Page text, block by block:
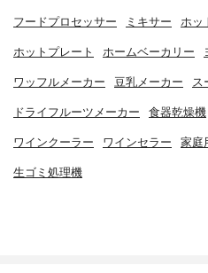
フードプロセッサー ミキサー ホッ
ホットプレート ホームベーカリー
ワッフルメーカー 豆乳メーカー ス
ドライフルーツメーカー 食器乾燥機
ワインクーラー ワインセラー 家庭
生ゴミ処理機